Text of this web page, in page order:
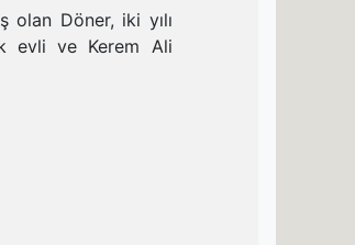
olan Döner, iki yılı
evli ve Kerem Ali